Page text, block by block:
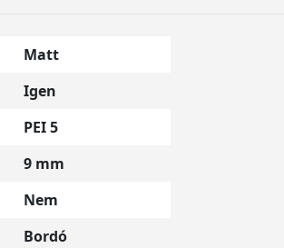
Matt
Igen
PEI 5
9 mm
Nem
Bordó